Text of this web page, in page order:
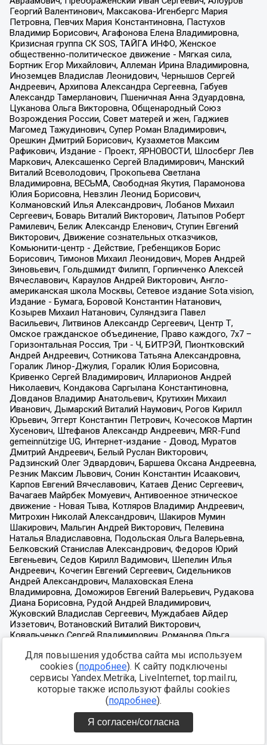
Для повышения удобства сайта мы используем
cookies (подробнее). К сайту подключены
сервисы Yandex.Metrika, LiveInternet, top.mail.ru,
которые также используют файлы cookies
(подробнее).
Я согласен/согласна